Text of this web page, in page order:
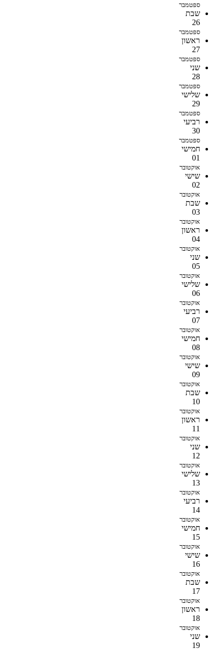
ספטמבר
שבת
26
ספטמבר
ראשון
27
ספטמבר
שני
28
ספטמבר
שלישי
29
ספטמבר
רביעי
30
ספטמבר
חמישי
01
אוקטובר
שישי
02
אוקטובר
שבת
03
אוקטובר
ראשון
04
אוקטובר
שני
05
אוקטובר
שלישי
06
אוקטובר
רביעי
07
אוקטובר
חמישי
08
אוקטובר
שישי
09
אוקטובר
שבת
10
אוקטובר
ראשון
11
אוקטובר
שני
12
אוקטובר
שלישי
13
אוקטובר
רביעי
14
אוקטובר
חמישי
15
אוקטובר
שישי
16
אוקטובר
שבת
17
אוקטובר
ראשון
18
אוקטובר
שני
19